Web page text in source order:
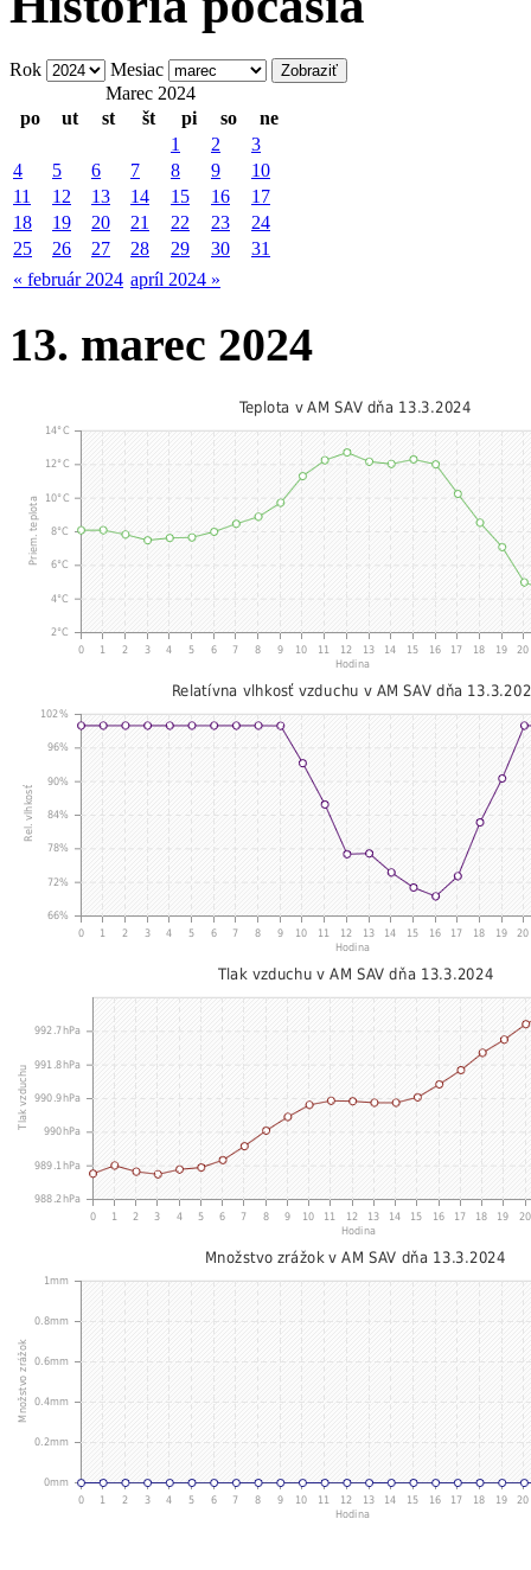
Rok
Mesiac
Marec 2024
po
ut st št pi so ne
« február 2024 apríl 2024 »
1 2
3
4
5 6 7 8 9
10
11
12 13 14 15 16
17
18
19 20 21 22 23
24
25
26 27 28 29 30 31
13. marec 2024